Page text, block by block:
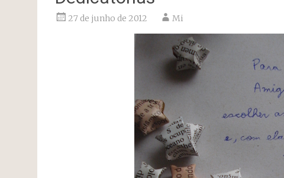
27 de junho de 2012 Mi